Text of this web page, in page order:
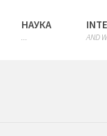
НАУКА
AND